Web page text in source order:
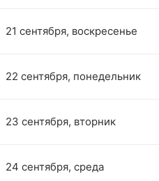
21 сентября, воскресенье
22 сентября, понедельник
23 сентября, вторник
24 сентября, среда